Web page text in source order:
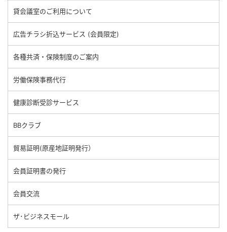
貸会議室のご利用について
広告チラシ折込サービス (会員限定)
各種共済・保険制度のご案内
労働保険事務代行
健康診断受診サービス
BBクラブ
貿易証明(原産地証明発行）
会員証明書の発行
会員交流
ザ･ビジネスモール